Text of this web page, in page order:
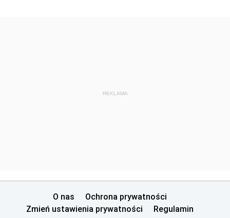
REKLAMA
O nas
Ochrona prywatności
Zmień ustawienia prywatności
Regulamin